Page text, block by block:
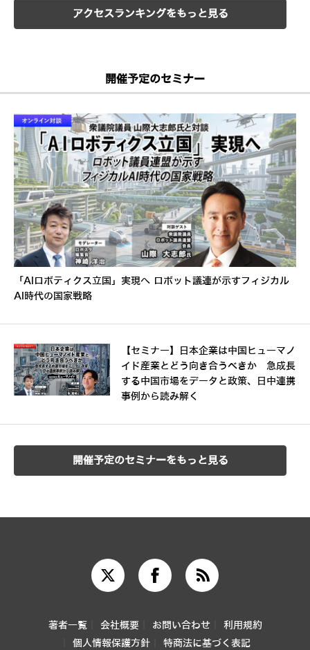
アクセスランキングをもっと見る
開催予定のセミナー
「AIロボティクス立国」実現へ ロボット議連が示すフィジカル
AI時代の国家戦略
【セミナー】日本企業は中国ヒューマノ
イド産業とどう向き合うべきか 急成長
する中国市場をデータと政策、日中連携
事例から読み解く
開催予定のセミナーをもっと見る
著者一覧 会社概要 お問い合わせ
利用規約
個人情報保護方針
特商法に基づく表記